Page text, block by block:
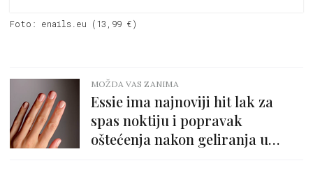
Foto: enails.eu (13,99 €)
MOŽDA VAS ZANIMA
Essie ima najnoviji hit lak za
spas noktiju i popravak
oštećenja nakon geliranja u